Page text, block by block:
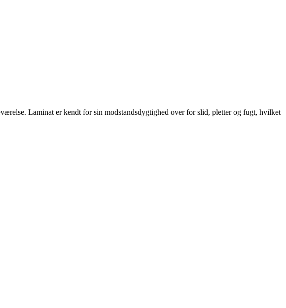
Laminat er kendt for sin modstandsdygtighed over for slid, pletter og fugt, hvilket